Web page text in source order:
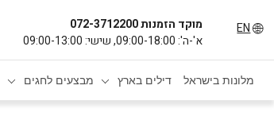
EN
מוקד הזמנות 072-3712200
א'-ה': 09:00-18:00, שישי: 09:00-13:00
מלונות בישראל דילים בארץ מבצעים לחגים